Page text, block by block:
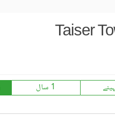
Taiser
1 سال